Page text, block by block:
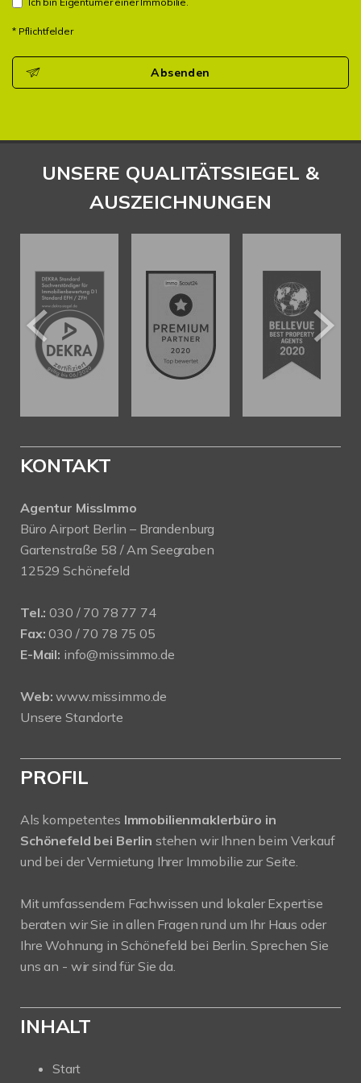
* Pflichtfelder
Absenden
UNSERE QUALITÄTSSIEGEL &
AUSZEICHNUNGEN
KONTAKT
Agentur MissImmo
Büro Airport Berlin – Brandenburg
Gartenstraße 58 / Am Seegraben
12529 Schönefeld
Tel.: 030 / 70 78 77 74
Fax: 030 / 70 78 75 05
E-Mail: info@missimmo.de
Web: www.missimmo.de
Unsere Standorte
PROFIL
Als kompetentes Immobilienmaklerbüro in
Schönefeld bei Berlin stehen wir Ihnen beim Verkauf
und bei der Vermietung Ihrer Immobilie zur Seite.
Mit umfassendem Fachwissen und lokaler Expertise
beraten wir Sie in allen Fragen rund um Ihr Haus oder
Ihre Wohnung in Schönefeld bei Berlin. Sprechen Sie
uns an - wir sind für Sie da.
INHALT
Start